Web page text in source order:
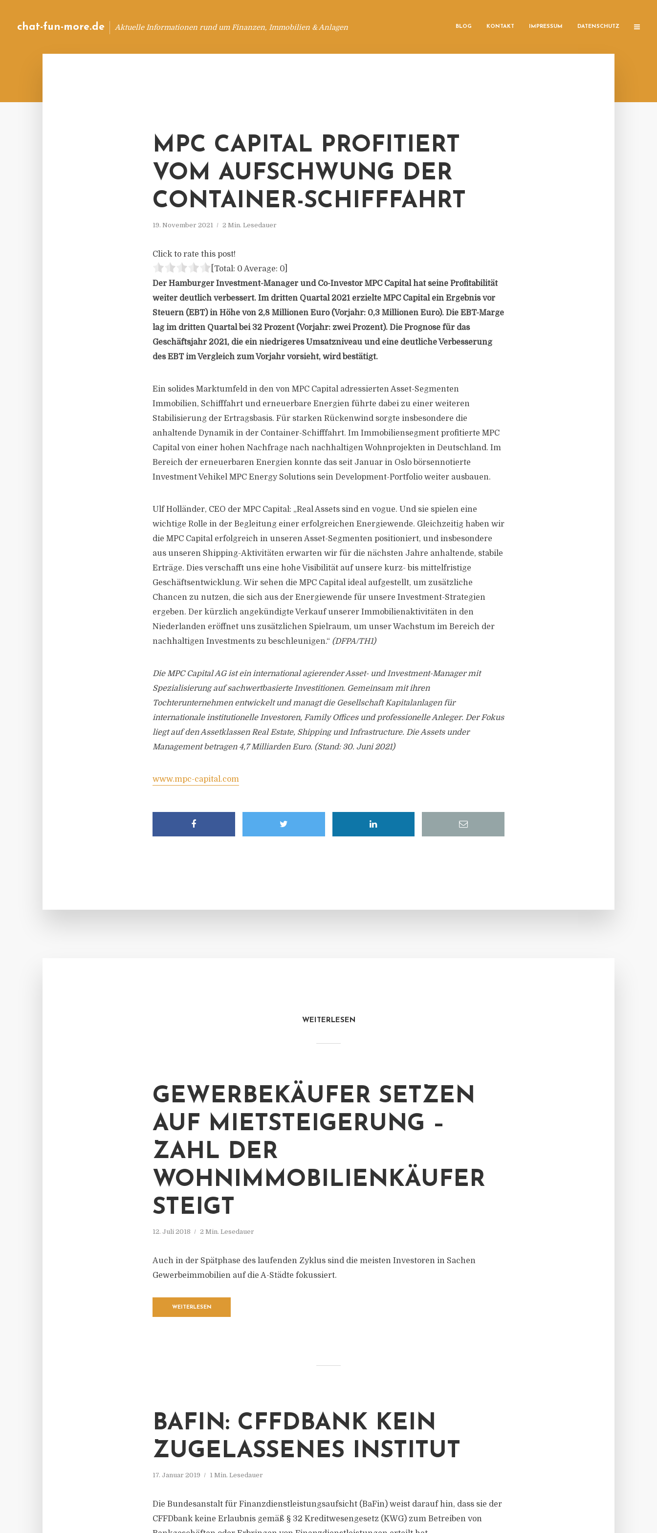
chat-fun-more.de Aktuelle Informationen rund um Finanzen, Immobilien & Anlagen BLOG KONTAKT IMPRESSUM DATENSCHUTZ
MPC CAPITAL PROFITIERT
VOM AUFSCHWUNG DER
CONTAINER-SCHIFFFAHRT
19. November 2021 2 Min. Lesedauer
Click to rate this post!
[Total: 0 Average: 0
Der Hamburger Investment-Manager und Co-Investor MPC Capital hat seine Profitabilität
weiter deutlich verbessert. Im dritten Quartal 2021 erzielte MPC Capital ein Ergebnis vor
Steuern (EBT) in Höhe von 2,8 Millionen Euro (Vorjahr: 0,3 Millionen Euro). Die EBT-Marge
lag im dritten Quartal bei 32 Prozent (Vorjahr: zwei Prozent). Die Prognose für das
Geschäftsjahr 2021, die ein niedrigeres Umsatzniveau und eine deutliche Verbesserung
des EBT im Vergleich zum Vorjahr vorsieht, wird bestätigt.
Ein solides Marktumfeld in den von MPC Capital adressierten Asset-Segmenten
Immobilien, Schifffahrt und erneuerbare Energien führte dabei zu einer weiteren
Stabilisierung der Ertragsbasis. Für starken Rückenwind sorgte insbesondere die
anhaltende Dynamik in der Container-Schifffahrt. Im Immobiliensegment profitierte MPC
Capital von einer hohen Nachfrage nach nachhaltigen Wohnprojekten in Deutschland. Im
Bereich der erneuerbaren Energien konnte das seit Januar in Oslo börsennotierte
Investment Vehikel MPC Energy Solutions sein Development-Portfolio weiter ausbauen.
Ulf Holländer, CEO der MPC Capital: „Real Assets sind en vogue. Und sie spielen eine
wichtige Rolle in der Begleitung einer erfolgreichen Energiewende. Gleichzeitig haben wir
die MPC Capital erfolgreich in unseren Asset-Segmenten positioniert, und insbesondere
aus unseren Shipping-Aktivitäten erwarten wir für die nächsten Jahre anhaltende, stabile
Erträge. Dies verschafft uns eine hohe Visibilität auf unsere kurz- bis mittelfristige
Geschäftsentwicklung. Wir sehen die MPC Capital ideal aufgestellt, um zusätzliche
Chancen zu nutzen, die sich aus der Energiewende für unsere Investment-Strategien
ergeben. Der kürzlich angekündigte Verkauf unserer Immobilienaktivitäten in den
Niederlanden eröffnet uns zusätzlichen Spielraum, um unser Wachstum im Bereich der
nachhaltigen Investments zu beschleunigen.“ (DFPA/TH1)
Die MPC Capital AG ist ein international agierender Asset- und Investment-Manager mit
Spezialisierung auf sachwertbasierte Investitionen. Gemeinsam mit ihren
Tochterunternehmen entwickelt und managt die Gesellschaft Kapitalanlagen für
internationale institutionelle Investoren, Family Offices und professionelle Anleger. Der Fokus
liegt auf den Assetklassen Real Estate, Shipping und Infrastructure. Die Assets under
Management betragen 4,7 Milliarden Euro. (Stand: 30. Juni 2021)
www.mpc-capital.com
WEITERLESEN
GEWERBEKÄUFER SETZEN
AUF MIETSTEIGERUNG –
ZAHL DER
WOHNIMMOBILIENKÄUFER
STEIGT
12. Juli 2018 2 Min. Lesedauer
Auch in der Spätphase des laufenden Zyklus sind die meisten Investoren in Sachen
Gewerbeimmobilien auf die A-Städte fokussiert.
WEITERLESEN
BAFIN: CFFDBANK KEIN
ZUGELASSENES INSTITUT
17. Januar 2019 1 Min. Lesedauer
Die Bundesanstalt für Finanzdienstleistungsaufsicht (BaFin) weist darauf hin, dass sie der
CFFDbank keine Erlaubnis gemäß § 32 Kreditwesengesetz (KWG) zum Betreiben von